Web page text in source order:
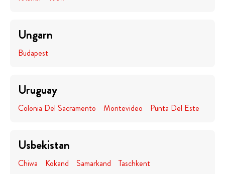
Ungarn
Budapest
Uruguay
Colonia Del Sacramento Montevideo Punta Del Este
Usbekistan
Chiwa Kokand Samarkand Taschkent